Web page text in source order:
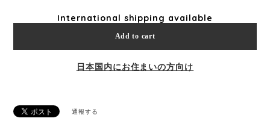
International shipping available
Add to cart
日本国内にお住まいの方向け
通報する